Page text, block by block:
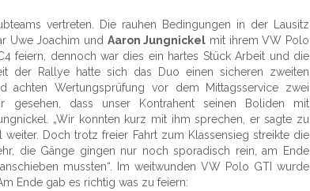
vertreten. Die rauhen Bedingungen in der Lausitz
Uwe Joachim und Aaron Jungnickel mit ihrem VW Polo
feiern, dennoch war dies ein hartes Stück Arbeit und die
der Rallye hatte sich das Duo einen sicheren zweiten
achten Wertungsprüfung vor dem Mittagsservice zwei
gesehen, dass unser Kontrahent seinen Boliden mit
„Wir konnten kurz mit ihm sprechen, er sagte zu
Doch trotz freier Fahrt zum Klassensieg streikte die
die Gänge gingen nur noch sporadisch rein, am Ende
mussten“. Im weitwunden VW Polo GTI wurde
Ende gab es richtig was zu feiern: